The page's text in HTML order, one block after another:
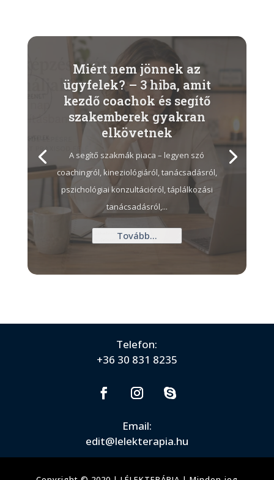
Miért nem jönnek az
ügyfelek? – 3 hiba, amit
kezdő coachok és segítő
szakemberek gyakran
elkövetnek
A segítő szakmák piaca – legyen szó
coachingról, kineziológiáról, tanácsadásról,
pszichológiai konzultációról, táplálkozási
tanácsadásról,...
Tovább...
Megvan a coach vagy a tanácsadói
tanúsítványod. Biztos, hogy örültél neki,
büszke voltál rá, talán ki is tetted valahová,
vagy elküldted a...
Telefon:
+36 30 831 8235
Email:
edit@lelekterapia.hu